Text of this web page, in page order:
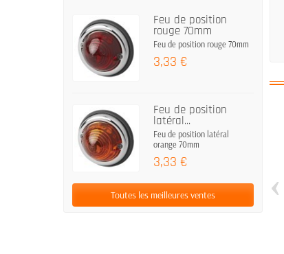
Feu de position
rouge 70mm
Feu de position rouge 70mm
3,33 €
Feu de position
latéral...
Feu de position latéral
orange 70mm
3,33 €
Toutes les meilleures ventes ‹